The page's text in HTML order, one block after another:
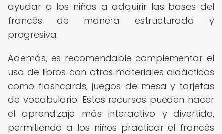
ayudar a los niños a adquirir las bases del
francés de manera estructurada y
progresiva.
Además, es recomendable complementar el
uso de libros con otros materiales didácticos
como flashcards, juegos de mesa y tarjetas
de vocabulario. Estos recursos pueden hacer
el aprendizaje más interactivo y divertido,
permitiendo a los niños practicar el francés